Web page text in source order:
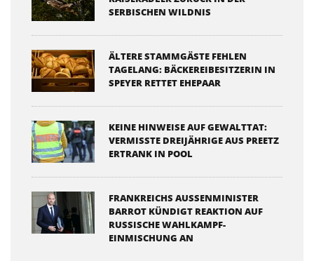
SERBISCHEN WILDNIS
ÄLTERE STAMMGÄSTE FEHLEN
TAGELANG: BÄCKEREIBESITZERIN IN
SPEYER RETTET EHEPAAR
KEINE HINWEISE AUF GEWALTTAT:
VERMISSTE DREIJÄHRIGE AUS PREETZ
ERTRANK IN POOL
FRANKREICHS AUSSENMINISTER B
ARROT KÜNDIGT REAKTION AUF R
USSISCHE WAHLKAMPF-E
INMISCHUNG AN